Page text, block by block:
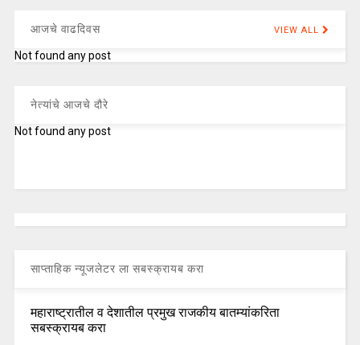
आजचे वाढदिवस VIEW ALL
Not found any post
नेत्यांचे आजचे दौरे
Not found any post
साप्ताहिक न्यूजलेटर ला सबस्क्रायब करा
महाराष्ट्रातील व देशातील प्रमुख राजकीय बातम्यांकरिता
सबस्क्रायब करा